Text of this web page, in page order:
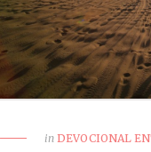
in DEVOCIONAL